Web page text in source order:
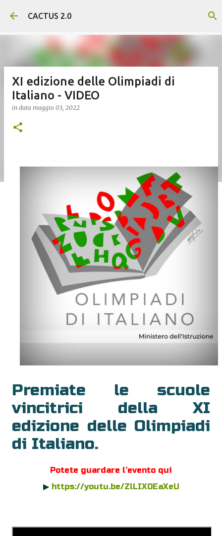
Passa ai contenuti principali
CACTUS 2.0
XI edizione delle Olimpiadi di
Italiano - VIDEO
in data maggio 03, 2022
Premiate le scuole
vincitrici della XI
edizione delle Olimpiadi
di Italiano.
Potete guardare l’evento qui
▶ https://youtu.be/ZlLIX0EaXeU